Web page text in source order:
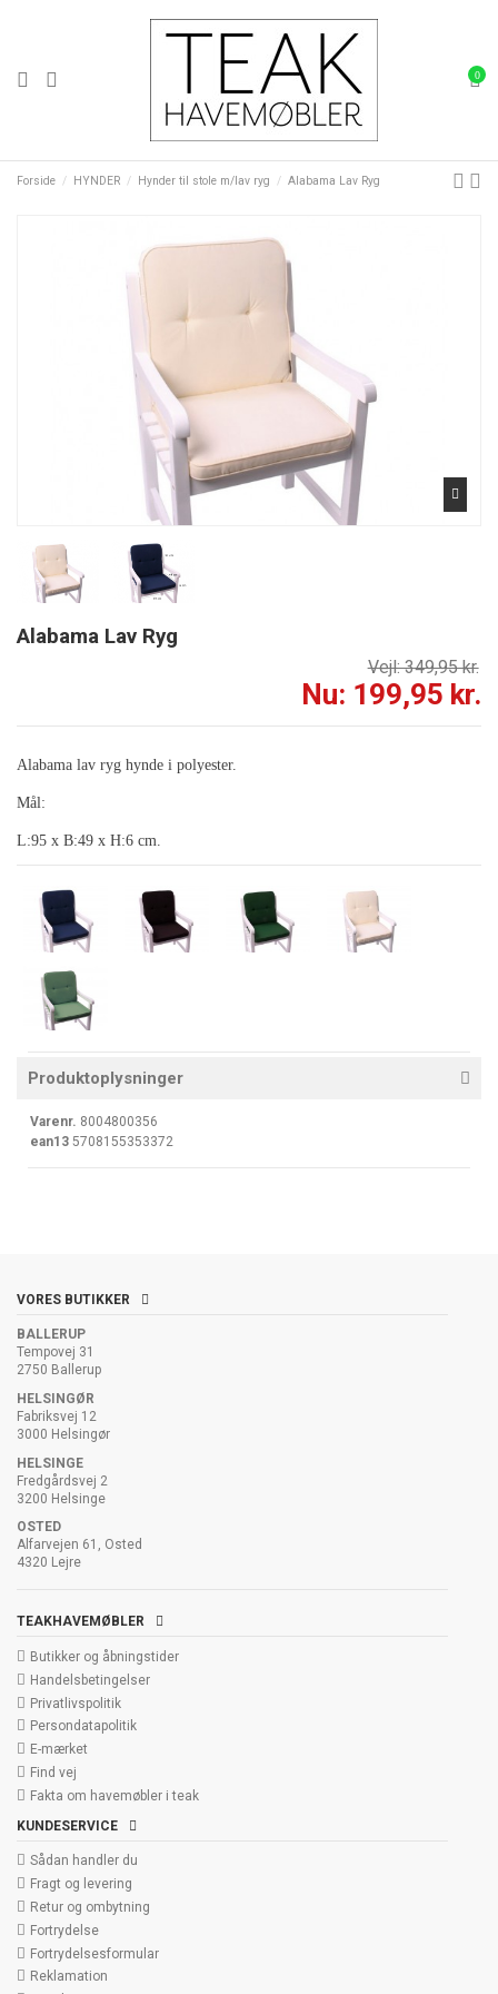
0
Forside HYNDER Hynder til stole m/lav ryg Alabama Lav Ryg
Alabama Lav Ryg
Vejl: 349,95 kr.
Nu: 199,95 kr.
Alabama lav ryg hynde i polyester.
Mål:
L:95 x B:49 x H:6 cm.
Produktoplysninger
Varenr. 8004800356
ean13 5708155353372
VORES BUTIKKER
BALLERUP
Tempovej 31
2750 Ballerup
HELSINGØR
Fabriksvej 12
3000 Helsingør
HELSINGE
Fredgårdsvej 2
3200 Helsinge
OSTED
Alfarvejen 61, Osted
4320 Lejre
TEAKHAVEMØBLER
Butikker og åbningstider
Handelsbetingelser
Privatlivspolitik
Persondatapolitik
E-mærket
Find vej
Fakta om havemøbler i teak
KUNDESERVICE
Sådan handler du
Fragt og levering
Retur og ombytning
Fortrydelse
Fortrydelsesformular
Reklamation